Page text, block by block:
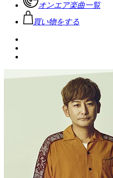
オンエア楽曲一覧
買い物をする